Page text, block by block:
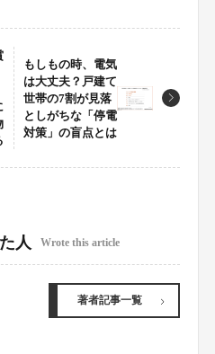
もしもの時、電気
は大丈夫？戸建て
世帯の7割が見落
としがちな「停電
対策」の盲点とは
人 Wrote this article
著者記事一覧